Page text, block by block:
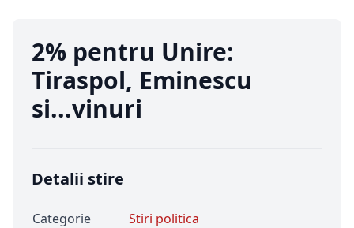
2% pentru Unire:
Tiraspol, Eminescu
si...vinuri
Detalii stire
Categorie
Stiri politica